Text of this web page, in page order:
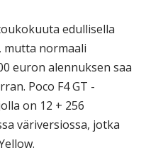
edullisella
mutta normaali
euron alennuksen saa
Poco F4 GT -
on 12 + 256
väriversiossa, jotka